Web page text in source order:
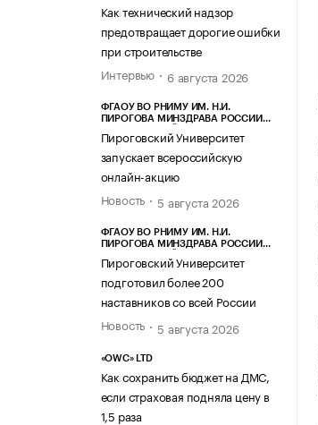
Как технический надзор
предотвращает дорогие ошибки
при строительстве
Интервью
6 августа 2026
ФГАОУ ВО РНИМУ ИМ. Н.И.
ПИРОГОВА МИНЗДРАВА РОССИИ
Пироговский Университет
запускает всероссийскую
онлайн-акцию
Новость
5 августа 2026
ФГАОУ ВО РНИМУ ИМ. Н.И.
ПИРОГОВА МИНЗДРАВА РОССИИ
Пироговский Университет
подготовил более 200
наставников со всей России
Новость
5 августа 2026
«OWC» LTD
Как сохранить бюджет на ДМС,
если страховая подняла цену в
1,5 раза